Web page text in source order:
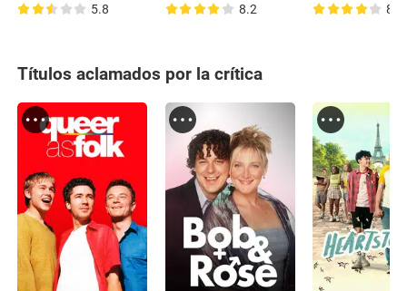
5.8 8.2 8.3
Títulos aclamados por la crítica